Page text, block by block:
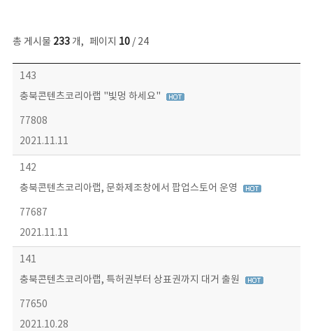
총 게시물 233개, 페이지 10/ 24
보도자료 목록 - 번호, 제목, 작성자, 파일, 조회수, 작성일 정보 제공
143
충북콘텐츠코리아랩 "빛멍 하세요"
77808
2021.11.11
142
충북콘텐츠코리아랩, 문화제조창에서 팝업스토어 운영
77687
2021.11.11
141
충북콘텐츠코리아랩, 특허권부터 상표권까지 대거 출원
77650
2021.10.28